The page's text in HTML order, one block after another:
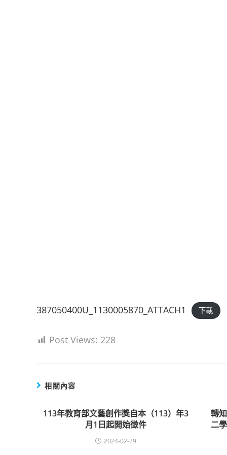
387050400U_1130005870_ATTACH1 下載
Post Views: 228
相關內容
113年教育部文藝創作獎自本（113）年3
月1日起開始徵件
2024-02-29
轉
二